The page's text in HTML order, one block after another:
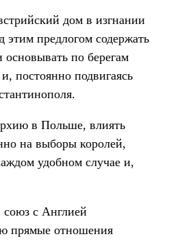
дом в изгнании
этим предлогом содержать
по берегам
постоянно подвигаясь
в Польше, влиять
на выборы королей,
удобном случае и,
союз с Англией
прямые отношения